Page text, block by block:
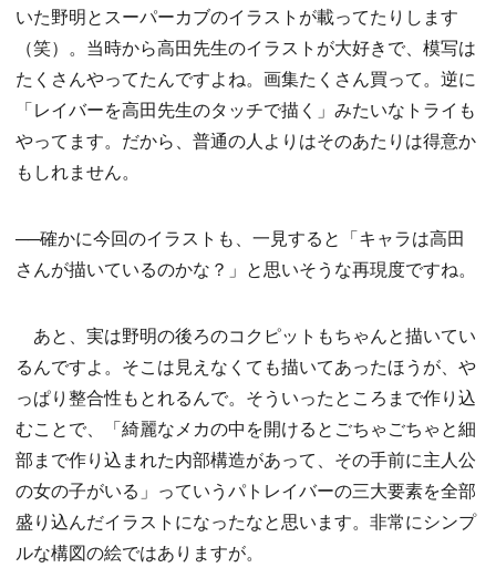
いた野明とスーパーカブのイラストが載ってたりします
（笑）。当時から高田先生のイラストが大好きで、模写は
たくさんやってたんですよね。画集たくさん買って。逆に
「レイバーを高田先生のタッチで描く」みたいなトライも
やってます。だから、普通の人よりはそのあたりは得意か
もしれません。
──確かに今回のイラストも、一見すると「キャラは高田
さんが描いているのかな？」と思いそうな再現度ですね。
あと、実は野明の後ろのコクピットもちゃんと描いてい
るんですよ。そこは見えなくても描いてあったほうが、や
っぱり整合性もとれるんで。そういったところまで作り込
むことで、「綺麗なメカの中を開けるとごちゃごちゃと細
部まで作り込まれた内部構造があって、その手前に主人公
の女の子がいる」っていうパトレイバーの三大要素を全部
盛り込んだイラストになったなと思います。非常にシンプ
ルな構図の絵ではありますが。